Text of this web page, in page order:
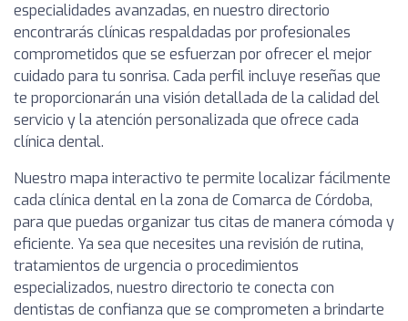
especialidades avanzadas, en nuestro directorio
encontrarás clínicas respaldadas por profesionales
comprometidos que se esfuerzan por ofrecer el mejor
cuidado para tu sonrisa. Cada perfil incluye reseñas que
te proporcionarán una visión detallada de la calidad del
servicio y la atención personalizada que ofrece cada
clínica dental.
Nuestro mapa interactivo te permite localizar fácilmente
cada clínica dental en la zona de Comarca de Córdoba,
para que puedas organizar tus citas de manera cómoda y
eficiente. Ya sea que necesites una revisión de rutina,
tratamientos de urgencia o procedimientos
especializados, nuestro directorio te conecta con
dentistas de confianza que se comprometen a brindarte